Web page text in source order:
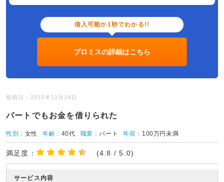
借入可能か1秒でわかる!!
プロミスの詳細はこちら
投稿日：2015年11月26日
パートでもお金を借りられた
性別： 女性 年齢： 40代 職業：パート 年収： 100万円未満
満足度： (4.8 / 5.0)
サービス内容